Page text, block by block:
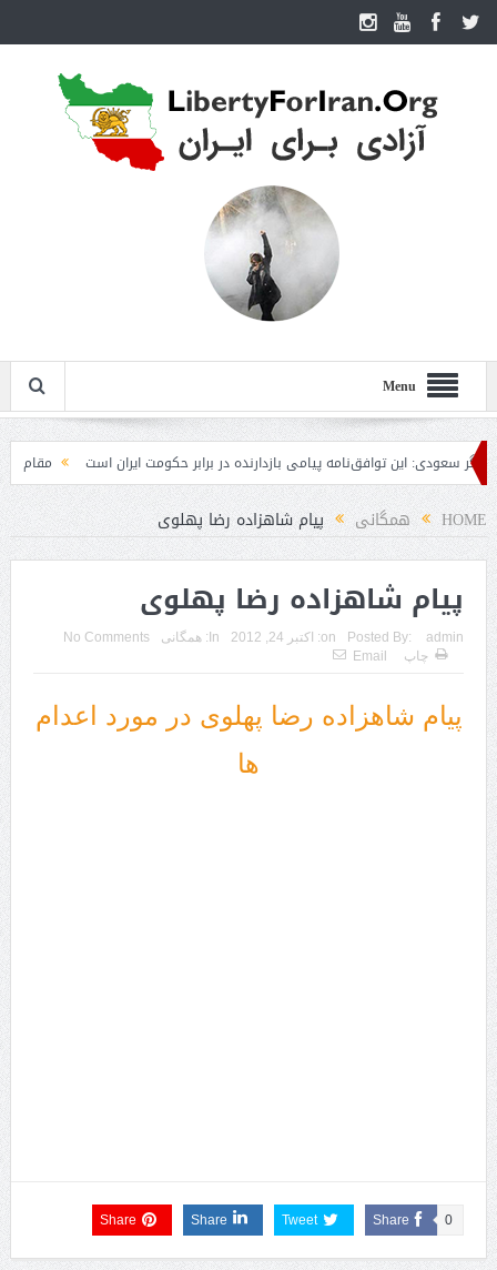
Menu
توافق‌نامه پیامی بازدارنده در برابر حکومت ایران است مقام آمریکایی: تصورِ
HOME همگانی پیام شاهزاده رضا پهلوی
پیام شاهزاده رضا پهلوی
Posted By: admin
on: اکتبر 24, 2012 In: همگانی
No Comments
چاپ
Email
پیام شاهزاده رضا پهلوی در مورد اعدام
ها
Share 0
Tweet
Share
Share